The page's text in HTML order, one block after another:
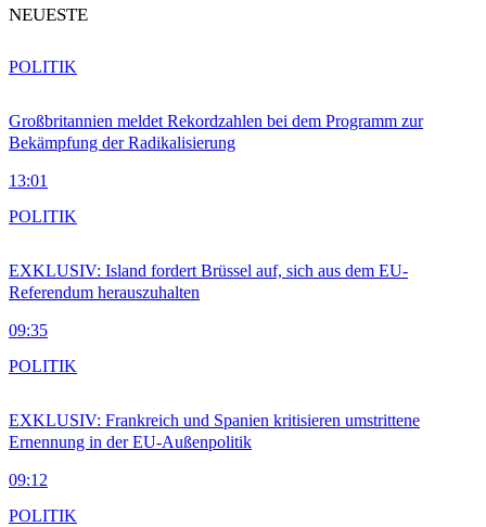
NEUESTE
Großbritannien meldet Rekordzahlen bei dem Programm zur
Bekämpfung der Radikalisierung
13:01
POLITIK
EXKLUSIV: Island fordert Brüssel auf, sich aus dem EU-
Referendum herauszuhalten
09:35
POLITIK
EXKLUSIV: Frankreich und Spanien kritisieren umstrittene
Ernennung in der EU-Außenpolitik
09:12
POLITIK
POLITIK